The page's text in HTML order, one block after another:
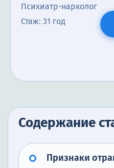
Психиатр-нарколог
Стаж: 31 год
Содержание
Признаки